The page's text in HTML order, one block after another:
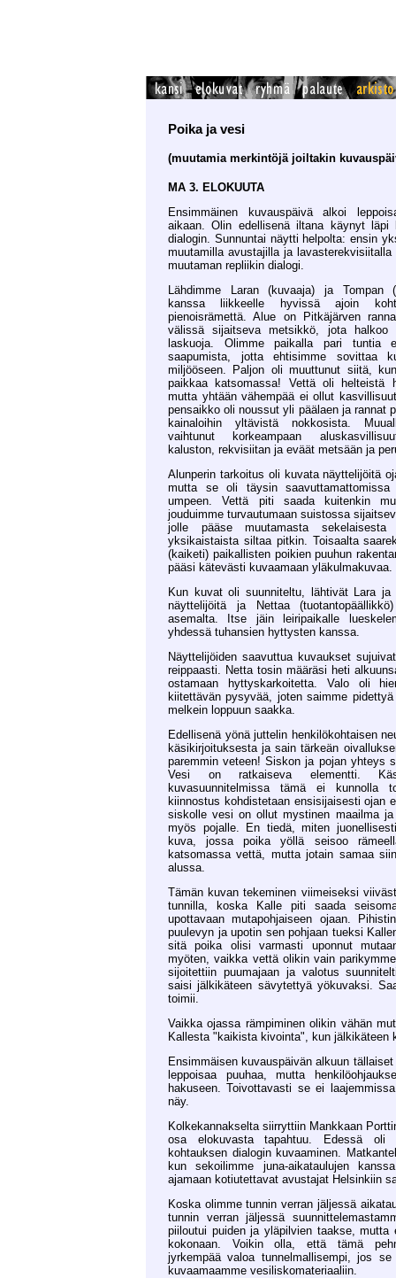
Poika ja vesi
(muutamia merkintöjä joiltakin
MA 3. ELOKUUTA
Ensimmäinen kuvauspäivä alkoi
aikaan. Olin edellisenä iltana käynyt läpi
dialogin. Sunnuntai näytti helpolta: ensin
muutamilla avustajilla ja
muutaman repliikin dialogi.
Lähdimme Laran (kuvaaja) ja Tompan
kanssa liikkeelle hyvissä ajoin kohti
pienoisrämettä. Alue on Pitkäjärven
välissä sijaitseva metsikkö, jota halkoo
laskuoja. Olimme paikalla pari tuntia
saapumista, jotta ehtisimme sovittaa
miljööseen. Paljon oli muuttunut siitä,
paikkaa katsomassa! Vettä oli helteistä
mutta yhtään vähempää ei ollut
pensaikko oli noussut yli päälaen ja rannat
kainaloihin yltävistä nokkosista.
vaihtunut korkeampaan
kaluston, rekvisiitan ja eväät metsään ja
Alunperin tarkoitus oli kuvata näyttelijöitä
mutta se oli täysin saavuttamattomissa
umpeen. Vettä piti saada kuitenkin
jouduimme turvautumaan suistossa
jolle pääse muutamasta sekelaisesta
yksikaistaista siltaa pitkin. Toisaalta
(kaiketi) paikallisten poikien puuhun
pääsi kätevästi kuvaamaan yläkulmakuvaa.
Kun kuvat oli suunniteltu, lähtivät Lara ja
näyttelijöitä ja Nettaa
asemalta. Itse jäin leiripaikalle
yhdessä tuhansien hyttysten kanssa.
Näyttelijöiden saavuttua kuvaukset
reippaasti. Netta tosin määräsi heti
ostamaan hyttyskarkoitetta. Valo oli
kiitettävän pysyvää, joten saimme
melkein loppuun saakka.
Edellisenä yönä juttelin henkilökohtaisen
käsikirjoituksesta ja sain tärkeän
paremmin veteen! Siskon ja pojan yhteys
Vesi on ratkaiseva elementti.
kuvasuunnitelmissa tämä ei kunnolla
kiinnostus kohdistetaan ensisijaisesti ojan
siskolle vesi on ollut mystinen maailma
myös pojalle. En tiedä, miten
kuva, jossa poika yöllä seisoo
katsomassa vettä, mutta jotain samaa
alussa.
Tämän kuvan tekeminen viimeiseksi
tunnilla, koska Kalle piti saada
upottavaan mutapohjaiseen ojaan.
puulevyn ja upotin sen pohjaan tueksi
sitä poika olisi varmasti uponnut
myöten, vaikka vettä olikin vain
sijoitettiin puumajaan ja valotus
saisi jälkikäteen sävytettyä yökuvaksi.
toimii.
Vaikka ojassa rämpiminen olikin vähän
Kallesta "kaikista kivointa", kun jälkikäteen
Ensimmäisen kuvauspäivän alkuun
leppoisaa puuhaa, mutta
hakuseen. Toivottavasti se ei
näy.
Kolkekannakselta siirryttiin Mankkaan
osa elokuvasta tapahtuu. Edessä oli
kohtauksen dialogin kuvaaminen.
kun sekoilimme juna-aikataulujen
ajamaan kotiutettavat avustajat Helsinkiin
Koska olimme tunnin verran jäljessä
tunnin verran jäljessä
piiloutui puiden ja yläpilvien taakse, mutta
kokonaan. Voikin olla, että tämä
jyrkempää valoa tunnelmallisempi, jos
kuvaamaamme vesiliskomateriaaliin.